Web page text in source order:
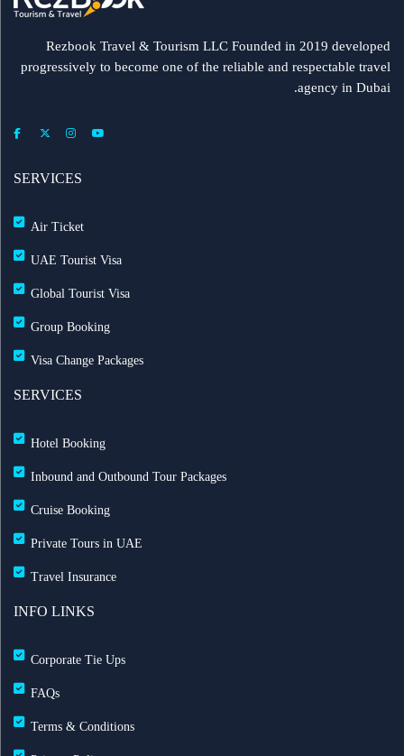
مطار الشارقة يطلق رحلات مباشرة إلى ميونيخ عبر
العربية للطيران
فلاي دبي: تأخير بعض الرحلات بسبب الأحوال الجوية
عرض طيران الإمارات إلى دبي | عشاء بحري وزيارة فنية
طيران الإمارات تشغّل رحلاتها إلى بغداد
طيران الإمارات تطلق بطاقة إيميريتس آسيا باس لرحلات
متعددة
رحلات الشارقة إلى لندن مباشرة مع العربية للطيران
تأشيرة الهند لمواطني الإمارات: تأشيرة عند الوصول لمدة
Rezbook Travel & Tourism LLC Founded in 2019 developed
progressively to become one of the reliable and respectable travel
agency in Dubai.
SERVICES
Air Ticket
UAE Tourist Visa
Global Tourist Visa
Group Booking
Visa Change Packages
SERVICES
Hotel Booking
Inbound and Outbound Tour Packages
Cruise Booking
Private Tours in UAE
Travel Insurance
INFO LINKS
Corporate Tie Ups
FAQs
Terms & Conditions